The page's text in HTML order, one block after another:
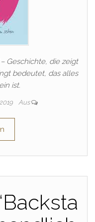
Geschichte, die zeigt
bedeutet, das alles
ist.
Aus